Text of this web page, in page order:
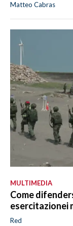
Matteo Cabras
MULTIMEDIA
Come
esercitazionei
Red